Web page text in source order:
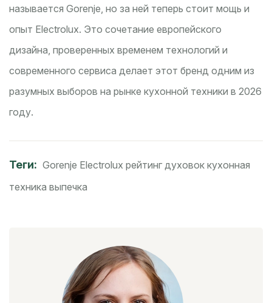
называется Gorenje, но за ней теперь стоит мощь и
опыт Electrolux. Это сочетание европейского
дизайна, проверенных временем технологий и
современного сервиса делает этот бренд одним из
разумных выборов на рынке кухонной техники в 2026
году.
Теги: Gorenje Electrolux рейтинг духовок кухонная
техника выпечка